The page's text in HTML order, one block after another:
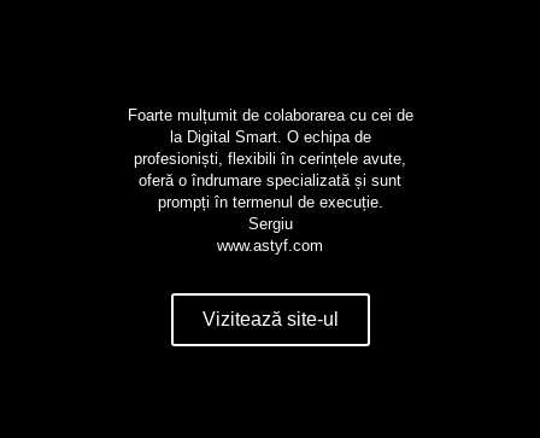
Foarte mulțumit de colaborarea cu cei de
la Digital Smart. O echipa de
profesioniști, flexibili în cerințele avute,
oferă o îndrumare specializată și sunt
prompți în termenul de execuție.
Sergiu
www.astyf.com
Vizitează site-ul